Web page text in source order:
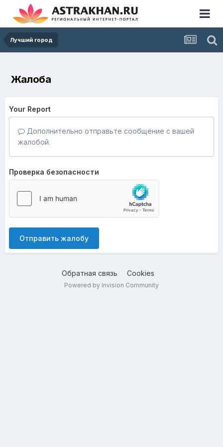
Лучший город
Жалоба
Your Report
Дополнительно отправьте сообщение с вашей
жалобой.
Проверка безопасности
Отправить жалобу
Обратная связь Cookies
Powered by Invision Community